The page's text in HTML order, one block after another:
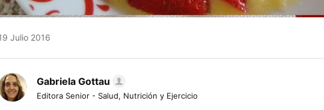
Julio 2016
Gabriela Gottau
Editora Senior - Salud, Nutrición y Ejercicio